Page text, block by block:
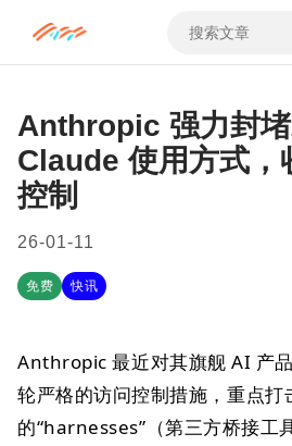
Anthropic 强力封
Claude 使用方式，
控制
26-01-11
免费 快讯
Anthropic 最近对其旗舰 AI 产品
轮严格的访问控制措施，重点打
的“harnesses”（第三方桥接工